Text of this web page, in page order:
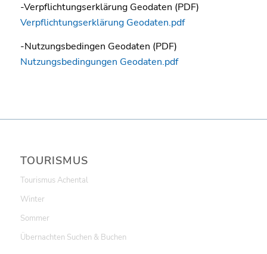
-Verpflichtungserklärung Geodaten (PDF)
Verpflichtungserklärung Geodaten.pdf
-Nutzungsbedingen Geodaten (PDF)
Nutzungsbedingungen Geodaten.pdf
TOURISMUS
Tourismus Achental
Winter
Sommer
Übernachten Suchen & Buchen